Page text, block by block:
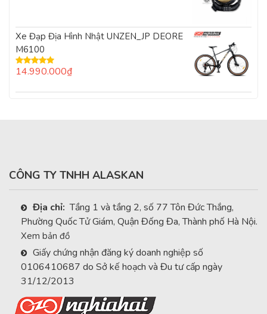
5
sao
Xe Đạp Địa Hình Nhật UNZEN_JP DEORE
M6100
Được xếp
14.990.000₫
CÔNG TY TNHH ALASKAN
Địa chỉ: Tầng 1 và tầng 2, số 77 Tôn Đức Thắng,
Phường Quốc Tử Giám, Quận Đống Đa, Thành phố Hà Nội.
Xem bản đồ
Giấy chứng nhận đăng ký doanh nghiệp số
0106410687 do Sở kế hoạch và Đu tư cấp ngày
31/12/2013